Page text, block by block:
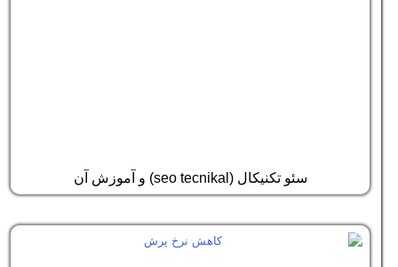
سئو تکنیکال (seo tecnikal) و آموزش آن